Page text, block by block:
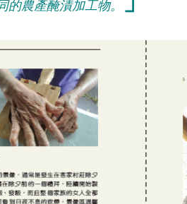
的農產醃漬加工物。